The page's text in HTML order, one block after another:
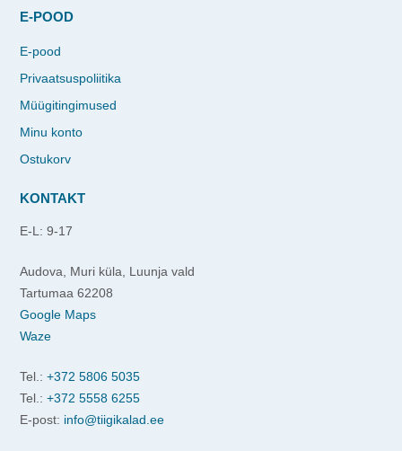
E-POOD
E-pood
Privaatsuspoliitika
Müügitingimused
Minu konto
Ostukorv
KONTAKT
E-L: 9-17
Audova, Muri küla, Luunja vald
Tartumaa 62208
Google Maps
Waze
Tel.: +372 5806 5035
Tel.: +372 5558 6255
E-post: info@tiigikalad.ee